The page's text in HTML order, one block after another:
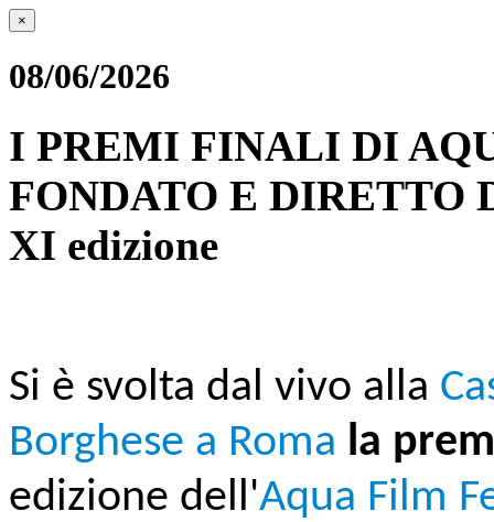
×
08/06/2026
I PREMI FINALI DI
FONDATO E DIRETTO
XI edizione
Si è svolta dal vivo alla
Borghese a Roma la
edizione dell'Aqua Film